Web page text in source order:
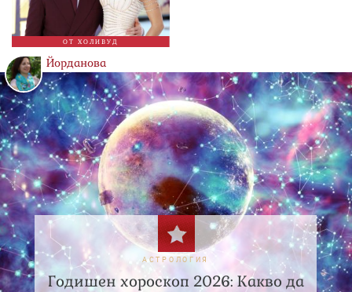
ОТ ХОЛИВУД
Йорданова
АСТРОЛОГИЯ
Годишен хороскоп 2026: Какво да